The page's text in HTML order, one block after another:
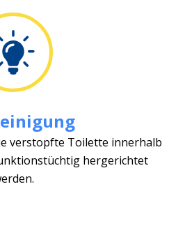
verstopfte Toilette innerhalb
hergerichtet